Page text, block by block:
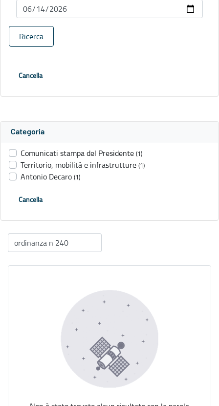
Ricerca
Cancella
Categoria
Comunicati stampa del Presidente (1)
Territorio, mobilità e infrastrutture (1)
Antonio Decaro (1)
Cancella